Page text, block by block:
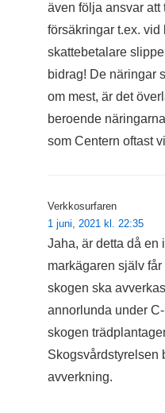
även följa ansvar att
försäkringar t.ex. vid
skattebetalare
bidrag! De näringar
om mest, är det
beroende
som Centern oftast
Verkkosurfaren
1 juni, 2021 kl. 22:35
Jaha, är detta då en
markägaren själv
skogen ska
annorlunda under
skogen
Skogsvårdstyrelsen
avverkning.